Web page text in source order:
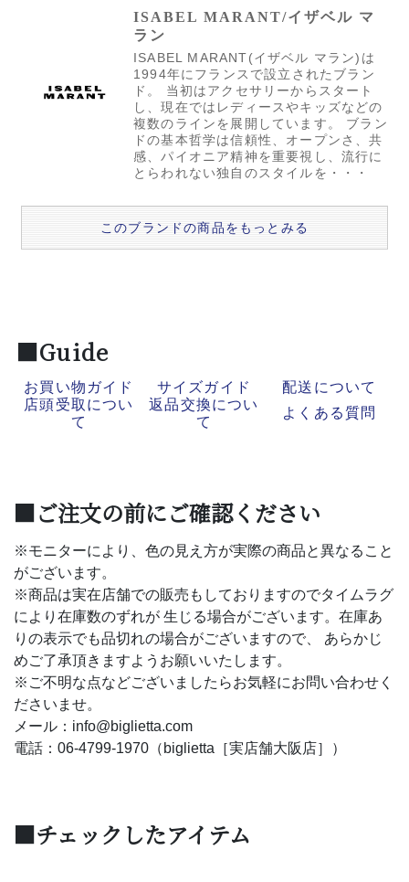
ISABEL MARANT/イザベル マ
ラン
ISABEL MARANT(イザベル マラン)は
1994年にフランスで設立されたブラン
ド。 当初はアクセサリーからスタート
し、現在ではレディースやキッズなどの
複数のラインを展開しています。 ブラン
ドの基本哲学は信頼性、オープンさ、共
感、パイオニア精神を重要視し、流行に
とらわれない独自のスタイルを・・・
このブランドの商品をもっとみる
■Guide
お買い物ガイド サイズガイド
配送について
店頭受取につい
て
返品交換につい
て
よくある質問
■ご注文の前にご確認ください
※モニターにより、色の見え方が実際の商品と異なること
がございます。
※商品は実在店舗での販売もしておりますのでタイムラグ
により在庫数のずれが 生じる場合がございます。在庫あ
りの表示でも品切れの場合がございますので、 あらかじ
めご了承頂きますようお願いいたします。
※ご不明な点などございましたらお気軽にお問い合わせく
ださいませ。
メール：info@biglietta.com
電話：06-4799-1970（biglietta［実店舗大阪店］）
■チェックしたアイテム